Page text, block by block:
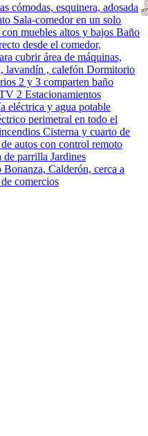
cómodas, esquinera, adosada
Sala-comedor en un solo
muebles altos y bajos Baño
desde el comedor,
cubrir área de máquinas,
lavandín , calefón Dormitorio
2 y 3 comparten baño
2 Estacionamientos
eléctrica y agua potable
perimetral en todo el
Cisterna y cuarto de
autos con control remoto
parrilla Jardines
Calderón, cerca a
comercios